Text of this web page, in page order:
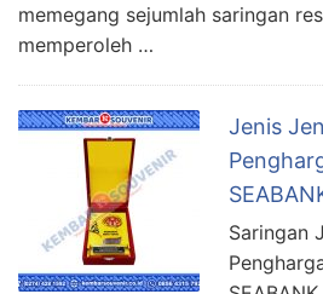
memegang sejumlah saringan
memperoleh …
Jenis
Saringan